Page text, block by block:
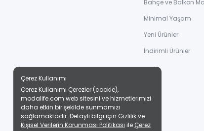
Bahçe ve Balkon
Minimal Yaşam
Yeni Ürünler
İndirimli Ürünler
Çerez Kullanımı
Çerez Kullanımı Çerezler (cookie),
modalife.com web sitesini ve hizmetlerimizi
daha etkin bir şekilde sunmamızı
sağlamaktadır. Detaylı bilgi için Gizlilik ve
Kişisel Verilerin Korunması Politikası ile Çerez